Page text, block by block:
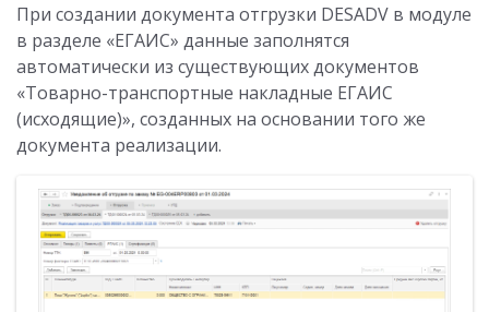
При создании документа отгрузки DESADV в модуле
в разделе «ЕГАИС» данные заполнятся
автоматически из существующих документов
«Товарно-транспортные накладные ЕГАИС
(исходящие)», созданных на основании того же
документа реализации.